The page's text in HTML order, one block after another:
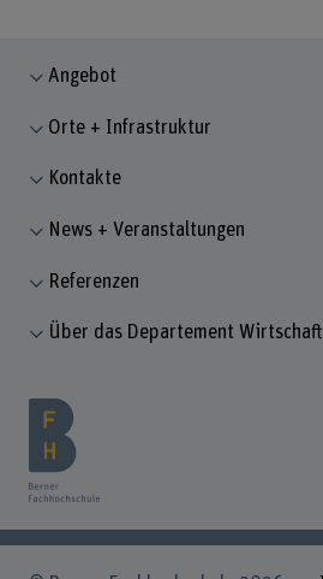
Angebot
Orte + Infrastruktur
Kontakte
News + Veranstaltungen
Referenzen
Über das Departement Wirtschaft